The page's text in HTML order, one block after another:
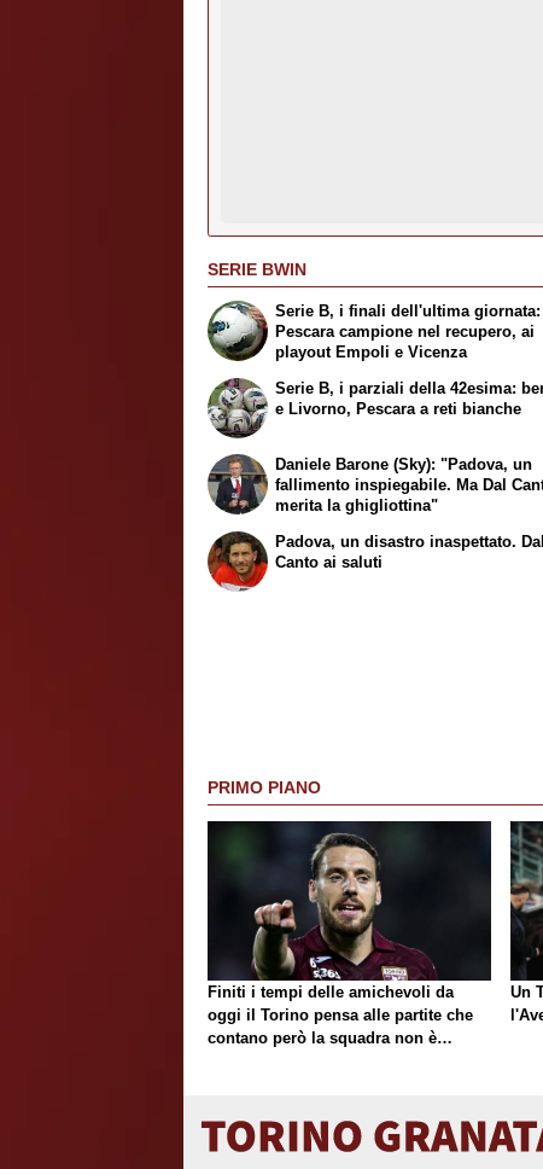
SERIE BWIN
Serie B, i finali dell'ultima giornata:
Pescara campione nel recupero, ai
playout Empoli e Vicenza
Serie B, i parziali della 42esima:
e Livorno, Pescara a reti bianche
Daniele Barone (Sky): "Padova, un
fallimento inspiegabile. Ma Dal
merita la ghigliottina"
Padova, un disastro inaspettato. Dal
Canto ai saluti
PRIMO PIANO
Finiti i tempi delle amichevoli da
oggi il Torino pensa alle partite che
contano però la squadra non è
Un